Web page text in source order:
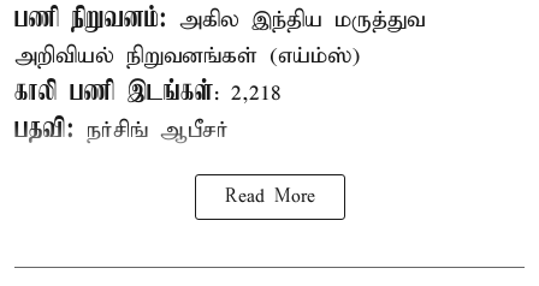
பணி நிறுவனம்: அகில இந்திய மருத்துவ
அறிவியல் நிறுவனங்கள் (எய்ம்ஸ்)
காலி பணி இடங்கள்: 2,218
பதவி: நர்சிங் ஆபீசர்
Read More